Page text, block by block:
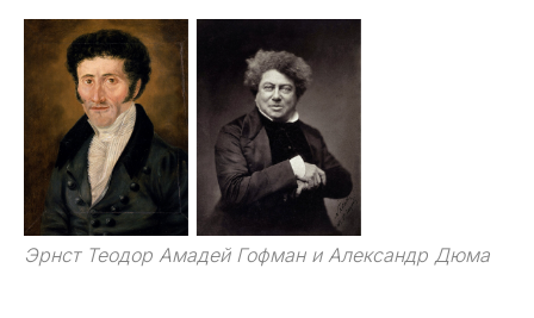
Эрнст Теодор Амадей Гофман и Александр Дюма